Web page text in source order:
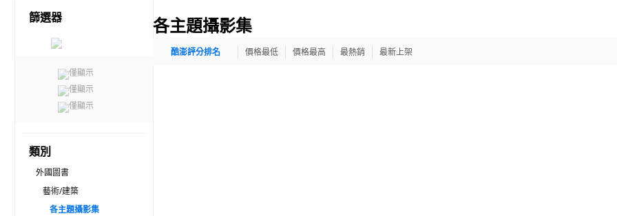
篩選器
僅顯示
僅顯示
僅顯示
類別
外國圖書
藝術/建築
各主題攝影集
各主題攝影集
酷澎評分排名 價格最低 價格最高 最熱銷 最新上架